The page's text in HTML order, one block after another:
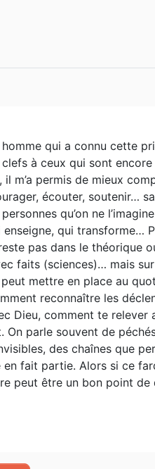
homme qui a connu cette
à ceux qui sont
m’a permis de mieux
écouter, soutenir…
qu’on ne
qui transforme…
pas dans le théorique
faits (sciences)… mais
mettre en place au
reconnaître les
Dieu, comment te relever
parle souvent de
des chaînes que
en fait partie. Alors si ce
peut être un bon point